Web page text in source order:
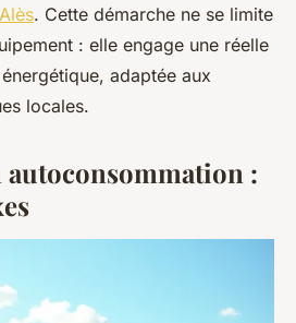
. Cette démarche ne se limite
: elle engage une réelle
adaptée aux
locales.
: